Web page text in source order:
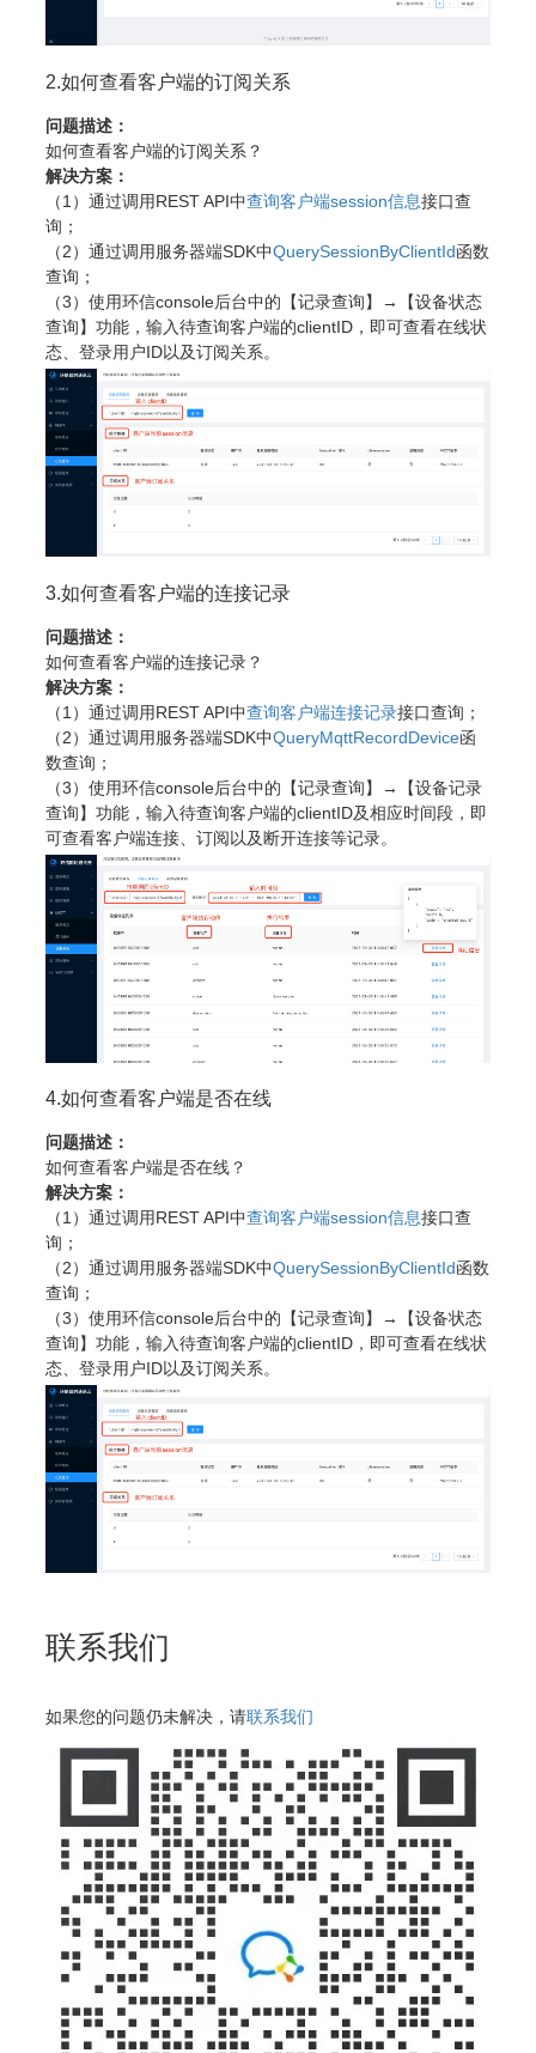
2.如何查看客户端的订阅关系
问题描述：
如何查看客户端的订阅关系？
解决方案：
（1）通过调用REST API中查询客户端session信息接口查
询；
（2）通过调用服务器端SDK中QuerySessionByClientId函数
查询；
（3）使用环信console后台中的【记录查询】→【设备状态
查询】功能，输入待查询客户端的clientID，即可查看在线状
态、登录用户ID以及订阅关系。
3.如何查看客户端的连接记录
问题描述：
如何查看客户端的连接记录？
解决方案：
（1）通过调用REST API中查询客户端连接记录接口查询；
（2）通过调用服务器端SDK中QueryMqttRecordDevice函
数查询；
（3）使用环信console后台中的【记录查询】→【设备记录
查询】功能，输入待查询客户端的clientID及相应时间段，即
可查看客户端连接、订阅以及断开连接等记录。
4.如何查看客户端是否在线
问题描述：
如何查看客户端是否在线？
解决方案：
（1）通过调用REST API中查询客户端session信息接口查
询；
（2）通过调用服务器端SDK中QuerySessionByClientId函数
查询；
（3）使用环信console后台中的【记录查询】→【设备状态
查询】功能，输入待查询客户端的clientID，即可查看在线状
态、登录用户ID以及订阅关系。
联系我们
如果您的问题仍未解决，请联系我们